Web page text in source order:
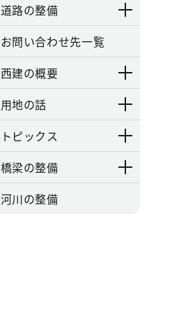
道路の整備
お問い合わせ先一覧
西建の概要
用地の話
トピックス
橋梁の整備
河川の整備